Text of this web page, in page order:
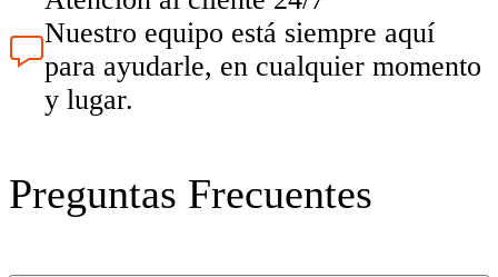
Nuestro equipo está siempre aquí
para ayudarle, en cualquier momento
y lugar.
Preguntas Frecuentes